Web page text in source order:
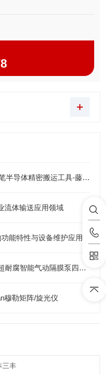
日本福乐（FLUORO）真空吸笔半导体精密搬运工具-藤田光学
流体输送应用领域
能特性与设备维护应用
日本YAMADA雅玛达G15系列超耐腐智能气动隔膜泵四川代理店
穆勒矩阵/旋光仪
三丰